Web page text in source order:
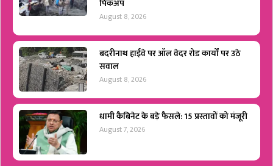
पिकअप
August 8, 2026
बदरीनाथ हाईवे पर ऑल वेदर रोड कार्यों पर उठे
सवाल
August 8, 2026
धामी कैबिनेट के बड़े फैसले: 15 प्रस्तावों को मंजूरी
August 7, 2026